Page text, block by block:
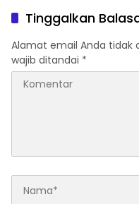
Tinggalkan
Alamat email Anda tidak
wajib ditandai *